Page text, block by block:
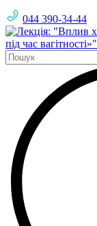
044 390-34-44